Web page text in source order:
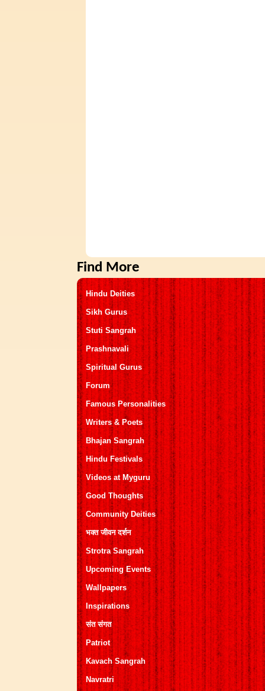
Find More
Hindu Deities
Sikh Gurus
Stuti Sangrah
Prashnavali
Spiritual Gurus
Forum
Famous Personalities
Writers & Poets
Bhajan Sangrah
Hindu Festivals
Videos at Myguru
Good Thoughts
Community Deities
भक्त जीवन दर्शन
Strotra Sangrah
Upcoming Events
Wallpapers
Inspirations
संत संगत
Patriot
Kavach Sangrah
Navratri